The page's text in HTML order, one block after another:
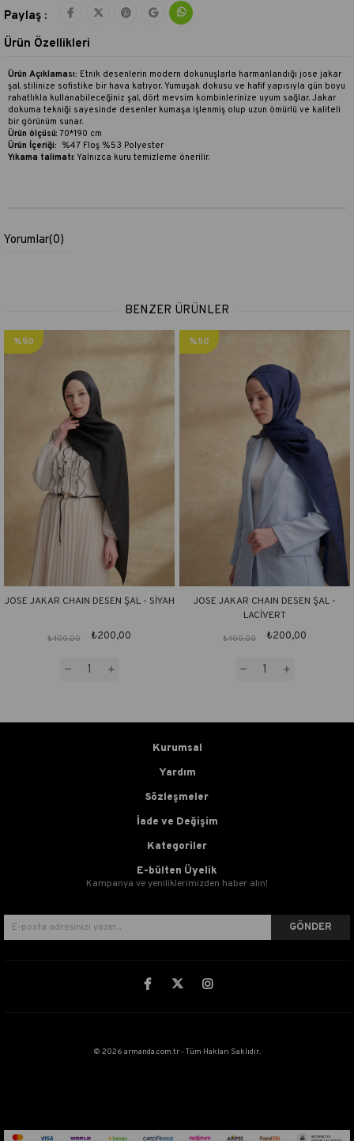
Paylaş :
Ürün Özellikleri
Ürün Açıklaması: Etnik desenlerin modern dokunuşlarla harmanlandığı jose jakar
şal, stilinize sofistike bir hava katıyor. Yumuşak dokusu ve hafif yapısıyla gün boyu
rahatlıkla kullanabileceğiniz şal, dört mevsim kombinlerinize uyum sağlar. Jakar
dokuma tekniği sayesinde desenler kumaşa işlenmiş olup uzun ömürlü ve kaliteli
bir görünüm sunar.
Ürün ölçüsü: 70*190 cm
Ürün İçeriği: %47 Floş %53 Polyester
Yıkama talimatı: Yalnızca kuru temizleme önerilir.
Yorumlar(0)
BENZER ÜRÜNLER
JOSE JAKAR CHAIN DESEN ŞAL - SİYAH
₺200,00
₺400,00
%50
JOSE JAKAR CHAIN DESEN ŞAL -
LACİVERT
₺200,00
₺400,00
%50
Kurumsal
Yardım
Sözleşmeler
İade ve Değişim
Kategoriler
E-bülten Üyelik
Kampanya ve yeniliklerimizden haber alın!
GÖNDER
© 2026 armanda.com.tr - Tüm Hakları Saklıdır.